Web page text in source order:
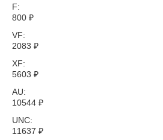
F:
800 ₽
VF:
2083 ₽
XF:
5603 ₽
AU:
10544 ₽
UNC:
11637 ₽